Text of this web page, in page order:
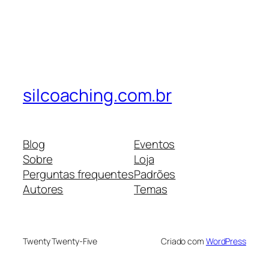
silcoaching.com.br
Blog
Sobre
Perguntas frequentes
Autores
Eventos
Loja
Padrões
Temas
Twenty Twenty-Five Criado com WordPress